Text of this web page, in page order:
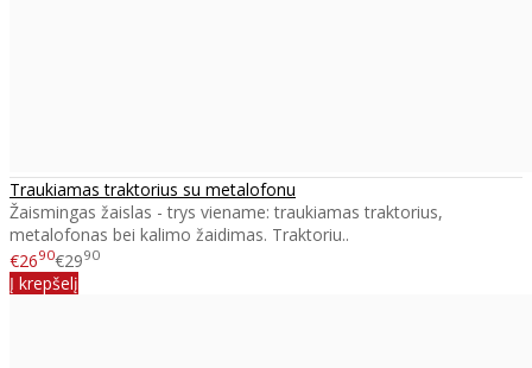
Traukiamas traktorius su metalofonu
Žaismingas žaislas - trys viename: traukiamas traktorius,
metalofonas bei kalimo žaidimas. Traktoriu..
€2690€2990
Į krepšelį